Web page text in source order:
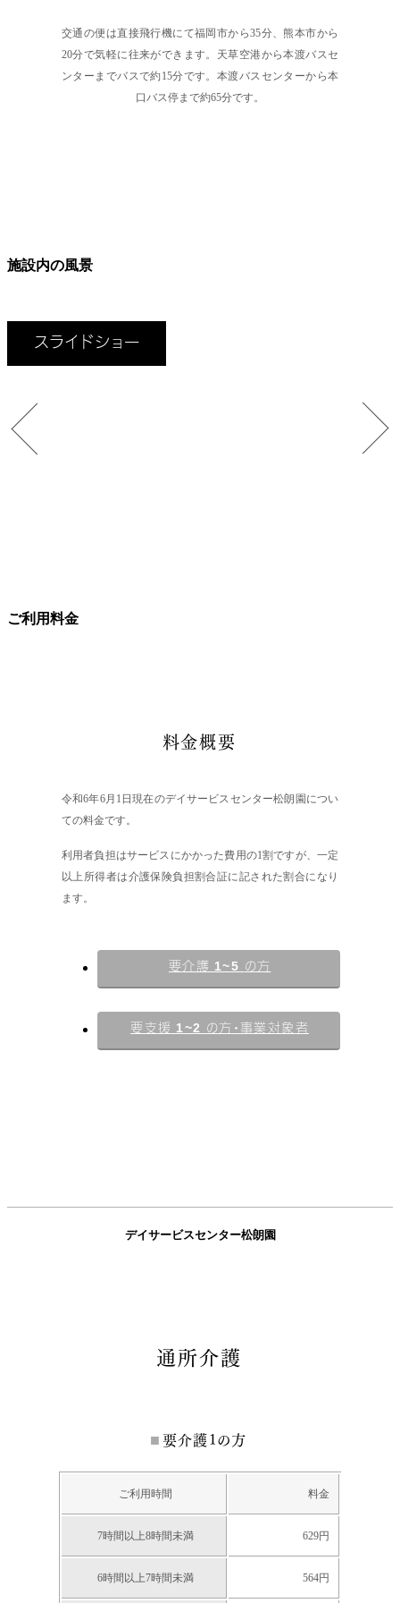
交通の便は直接飛行機にて福岡市から35分、熊本市から
20分で気軽に往来ができます。天草空港から本渡バスセ
ンターまでバスで約15分です。本渡バスセンターから本
口バス停まで約65分です。
施設内の風景
スライドショー
ご利用料金
料金概要
令和6年6月1日現在のデイサービスセンター松朗園につい
ての料金です。
利用者負担はサービスにかかった費用の1割ですが、一定
以上所得者は介護保険負担割合証に記された割合になり
ます。
要介護 1~5 の方
要支援 1~2 の方・事業対象者
デイサービスセンター松朗園
通所介護
要介護1の方
ご利用時間 料金
7時間以上8時間未満 629円
6時間以上7時間未満 564円